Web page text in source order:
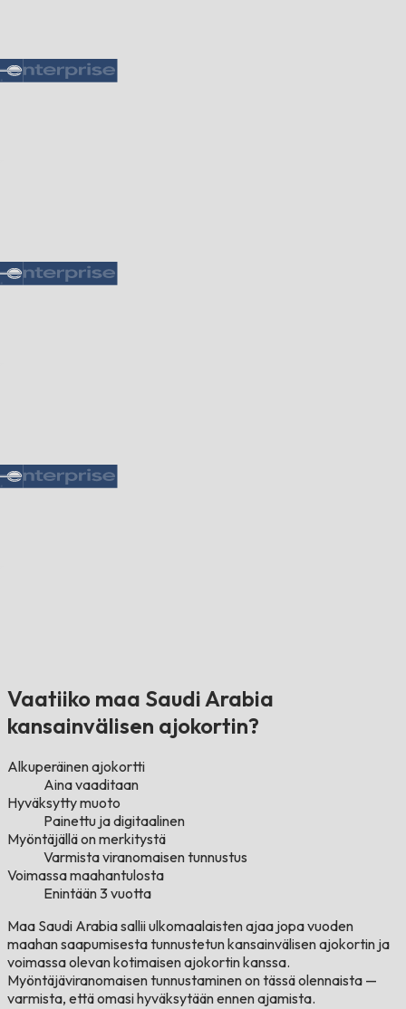
Vaatiiko maa Saudi Arabia
kansainvälisen ajokortin?
Alkuperäinen ajokortti
Aina vaaditaan
Hyväksytty muoto
Painettu ja digitaalinen
Myöntäjällä on merkitystä
Varmista viranomaisen tunnustus
Voimassa maahantulosta
Enintään 3 vuotta
Maa Saudi Arabia sallii ulkomaalaisten ajaa jopa vuoden
maahan saapumisesta tunnustetun kansainvälisen ajokortin ja
voimassa olevan kotimaisen ajokortin kanssa.
Myöntäjäviranomaisen tunnustaminen on tässä olennaista —
varmista, että omasi hyväksytään ennen ajamista.